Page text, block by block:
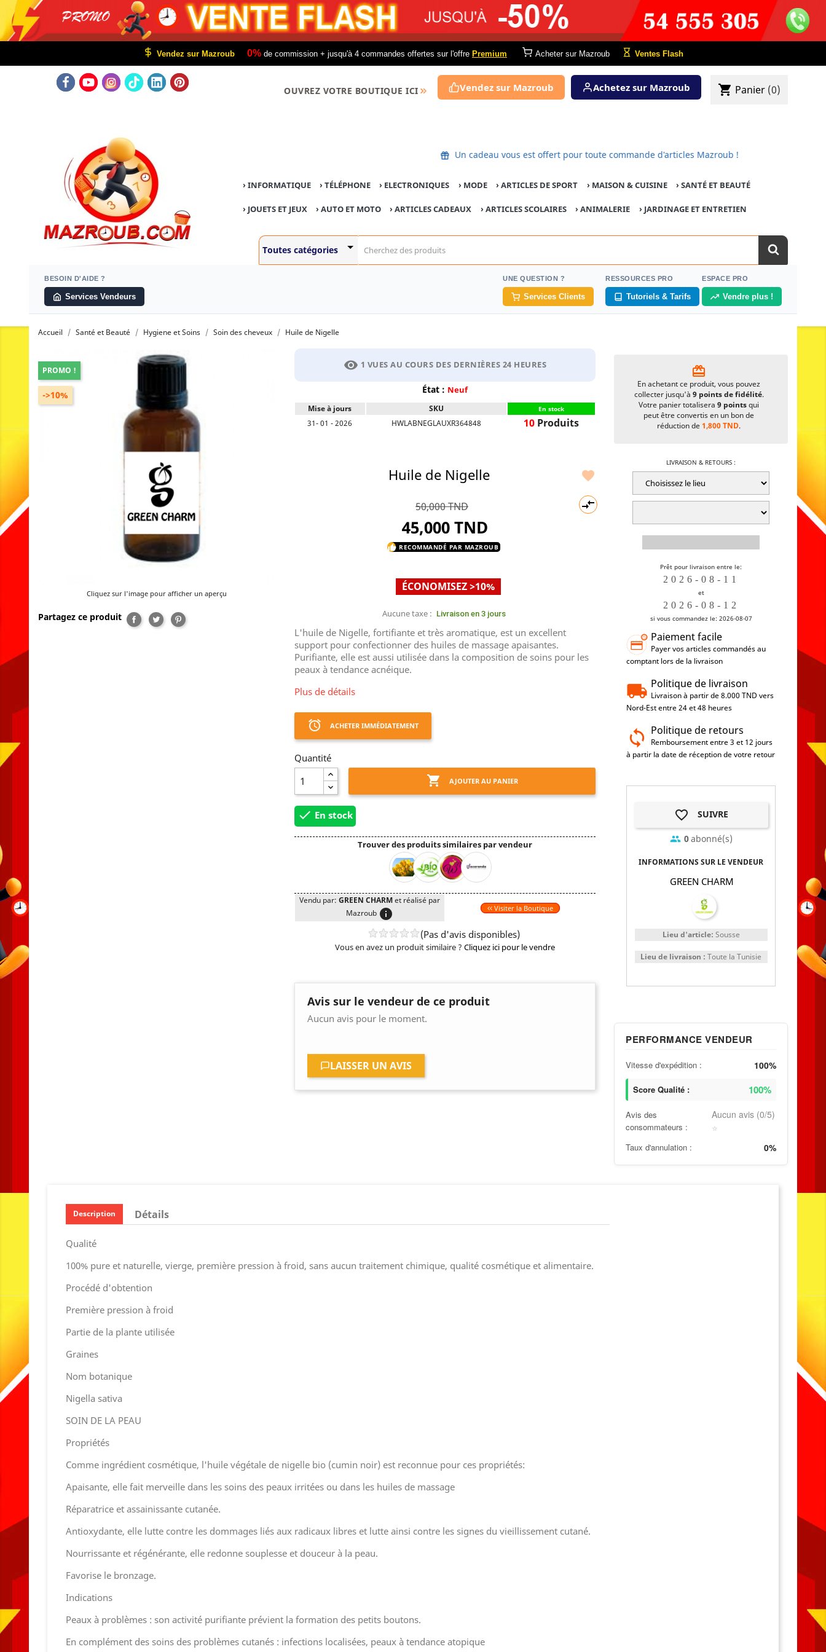
Vendez sur Mazroub 0% de commission + jusqu'à 4 commandes offertes sur l'offre Premium Acheter sur Mazroub Ventes Flash
OUVREZ VOTRE BOUTIQUE ICI Vendez sur Mazroub Achetez sur Mazroub shopping_cart Panier (0)
Un cadeau vous est offert pour toute commande d'articles Mazroub !
› INFORMATIQUE ›TÉLÉPHONE › ELECTRONIQUES › MODE ›ARTICLES DE SPORT › MAISON & CUISINE › SANTÉ ET BEAUTÉ
› JOUETS ET JEUX ›AUTO ET MOTO › ARTICLES CADEAUX › ARTICLES SCOLAIRES ›ANIMALERIE › JARDINAGE ET ENTRETIEN
BESOIN D'AIDE ?
Services Vendeurs
UNE QUESTION ?
Services Clients
RESSOURCES PRO
Tutoriels & Tarifs
ESPACE PRO
Vendre plus !
Accueil Santé et Beauté Hygiene et Soins Soin des cheveux Huile de Nigelle
PROMO !
->10%
Cliquez sur l'image pour afficher un aperçu
Partagez ce produit Partager
TweetPinterest
visibility 1 VUES AU COURS DES DERNIÈRES 24 HEURES
État : Neuf
Mise à jours SKU En stock
31- 01 - 2026 HWLABNEGLAUXR364848 10Produits


Huile de Nigelle
50,000 TND
45,000 TND
thumb_up RECOMMANDÉ PAR MAZROUB
ÉCONOMISEZ >10%
Aucune taxe : Livraison en 3 jours
L'huile de Nigelle, fortifiante et très aromatique, est un excellent
support pour confectionner des huiles de massage apaisantes.
Purifiante, elle est aussi utilisée dans la composition de soins pour les
peaux à tendance acnéique.
Plus de détails
access_alarm ACHETER IMMÉDIATEMENT
Quantité
 AJOUTER AU PANIER
 En stock
Trouver des produits similaires par vendeur
Vendu par:GREEN CHARMet réalisé par
Mazroub info Visiter la Boutique
(Pas d'avis disponibles)
Vous en avez un produit similaire ?Cliquez ici pour le vendre
Avis sur le vendeur de ce produit
Aucun avis pour le moment.
LAISSER UN AVIS
card_giftcard
En achetant ce produit, vous pouvez
collecter jusqu'à 9points de fidélité.
Votre panier totalisera9 pointsqui
peut être convertis en un bon de
réduction de1,800 TND.
LIVRAISON & RETOURS :
Prêt pour livraison entre le:
et
si vous commandez le: 2026-08-07
Paiement facile
Payer vos articles commandés au
comptant lors de la livraison
Politique de livraison
Livraison à partir de 8.000 TND vers
Nord-Est entre 24 et 48 heures
Politique de retours
Remboursement entre 3 et 12 jours
à partir la date de réception de votre retour
favorite_border SUIVRE
group 0abonné(s)
INFORMATIONS SUR LE VENDEUR
GREEN CHARM
Lieu d'article: Sousse
Lieu de livraison :Toute la Tunisie
PERFORMANCE VENDEUR
Vitesse d'expédition : 100%
Score Qualité : 100%
Avis des
consommateurs :
Aucun avis (0/5)
⭐
Taux d'annulation : 0%
Description Détails
Qualité
100% pure et naturelle, vierge, première pression à froid, sans aucun traitement chimique, qualité cosmétique et alimentaire.
Procédé d'obtention
Première pression à froid
Partie de la plante utilisée
Graines
Nom botanique
Nigella sativa
SOIN DE LA PEAU
Propriétés
Comme ingrédient cosmétique, l'huile végétale de nigelle bio (cumin noir) est reconnue pour ces propriétés:
Apaisante, elle fait merveille dans les soins des peaux irritées ou dans les huiles de massage
Réparatrice et assainissante cutanée.
Antioxydante, elle lutte contre les dommages liés aux radicaux libres et lutte ainsi contre les signes du vieillissement cutané.
Nourrissante et régénérante, elle redonne souplesse et douceur à la peau.
Favorise le bronzage.
Indications
Peaux à problèmes : son activité purifiante prévient la formation des petits boutons.
En complément des soins des problèmes cutanés : infections localisées, peaux à tendance atopique